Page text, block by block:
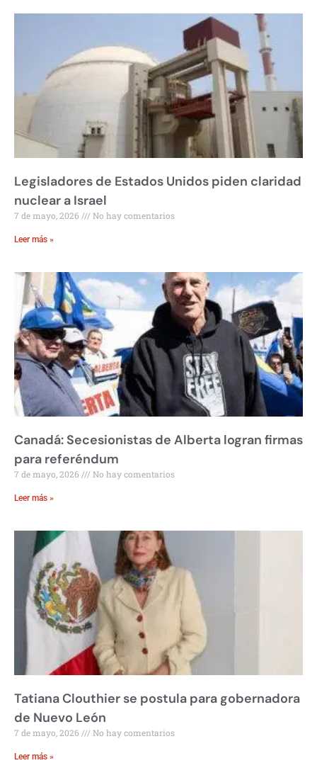
Legisladores de Estados Unidos piden claridad
nuclear a Israel
7 de mayo, 2026 No hay comentarios
Leer más »
Canadá: Secesionistas de Alberta logran firmas
para referéndum
7 de mayo, 2026 No hay comentarios
Leer más »
Tatiana Clouthier se postula para gobernadora
de Nuevo León
7 de mayo, 2026 No hay comentarios
Leer más »